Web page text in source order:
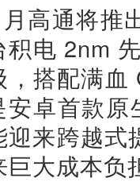
高通将推
积电 2nm
，搭配满
安卓首款
迎来跨越
大成本负